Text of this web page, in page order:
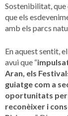
Sostenibilitat,
que els
amb els parcs
En aquest sentit,
avui que “
Aran, els
guiatge com a
oportunitats per
reconèixer i